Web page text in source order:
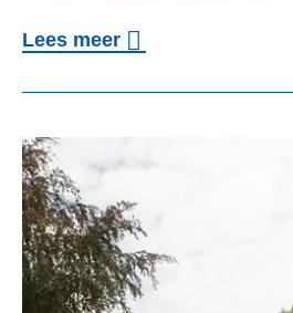
o
o
h
a
v
e
n
Lees meero
r
o
j